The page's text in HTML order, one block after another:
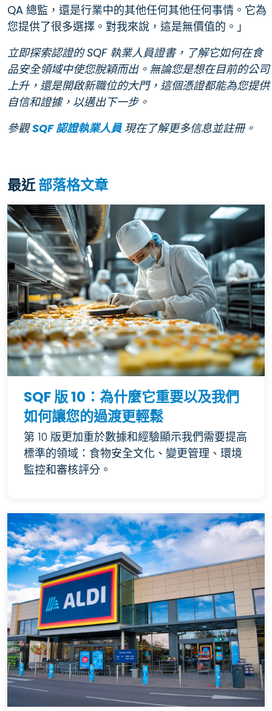
QA 總監，還是行業中的其他任何其他任何事情。它為
您提供了很多選擇。對我來說，這是無價值的。」
立即探索認證的 SQF 執業人員證書，了解它如何在食
品安全領域中使您脫穎而出。無論您是想在目前的公司
上升，還是開啟新職位的大門，這個憑證都能為您提供
自信和證據，以邁出下一步。
參觀SQF 認證執業人員現在了解更多信息並註冊。
最近部落格文章
SQF 版 10：為什麼它重要以及我們
如何讓您的過渡更輕鬆
第 10 版更加重於數據和經驗顯示我們需要提高
標準的領域：食物安全文化、變更管理、環境
監控和審核評分。